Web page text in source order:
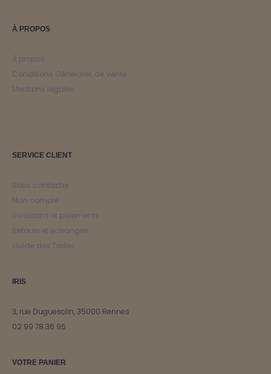
À PROPOS
À propos
Conditions Générales de Vente
Mentions légales
SERVICE CLIENT
Nous contacter
Mon compte
Livraisons et paiements
Retours et échanges
Guide des Tailles
IRIS
3, rue Duguesclin, 35000 Rennes
02 99 78 36 95
VOTRE PANIER